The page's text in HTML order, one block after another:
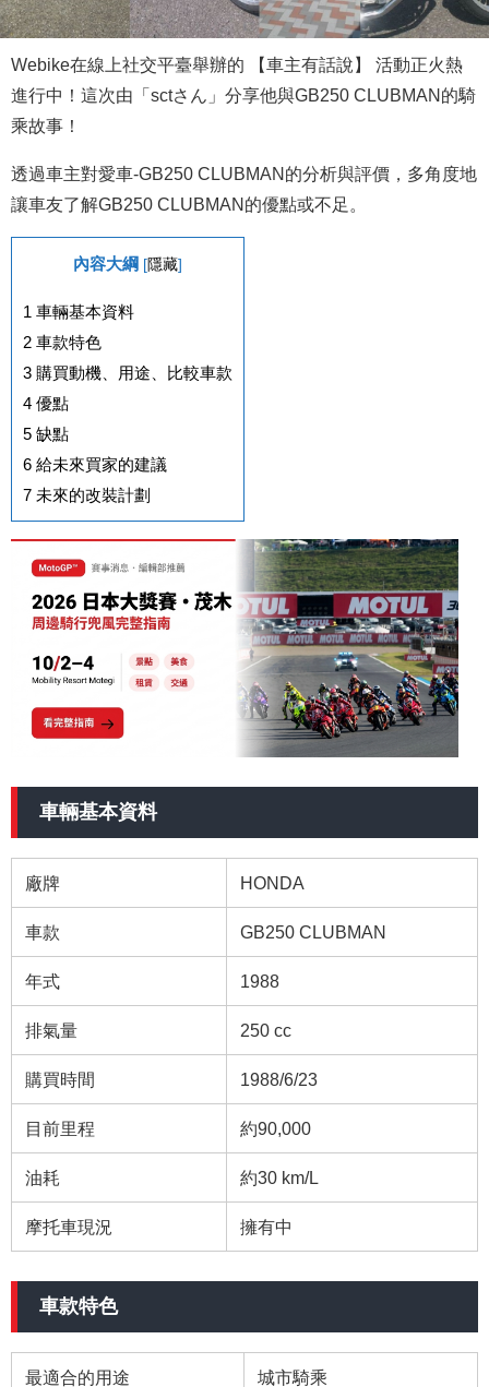
Webike在線上社交平臺舉辦的 【車主有話說】 活動正火熱
進行中！這次由「sctさん」分享他與GB250 CLUBMAN的騎
乘故事！
透過車主對愛車-GB250 CLUBMAN的分析與評價，多角度地
讓車友了解GB250 CLUBMAN的優點或不足。
內容大綱 [隱藏]
1 車輛基本資料
2 車款特色
3 購買動機、用途、比較車款
4 優點
5 缺點
6 給未來買家的建議
7 未來的改裝計劃
車輛基本資料
廠牌 HONDA
車款 GB250 CLUBMAN
年式 1988
排氣量 250 cc
購買時間 1988/6/23
目前里程 約90,000
油耗 約30 km/L
摩托車現況 擁有中
車款特色
最適合的用途 城市騎乘